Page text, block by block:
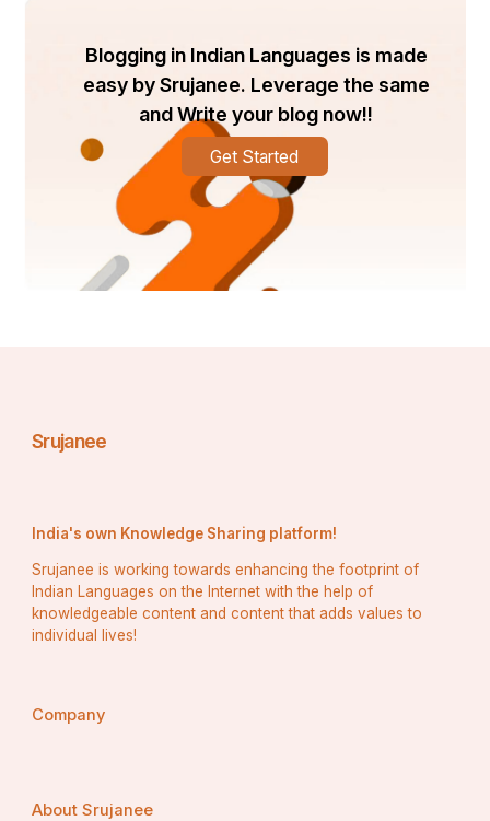
Blogging in Indian Languages is made
easy by Srujanee. Leverage the same
and Write your blog now!!
Get Started
Srujanee
India's own Knowledge Sharing platform!
Srujanee is working towards enhancing the footprint of
Indian Languages on the Internet with the help of
knowledgeable content and content that adds values to
individual lives!
Company
About Srujanee